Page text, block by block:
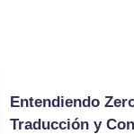
Entendiendo
Traducción y